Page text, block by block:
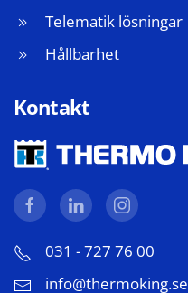
Telematik lösningar
Hållbarhet
Kontakt
031 - 727 76 00
info@thermoking.se